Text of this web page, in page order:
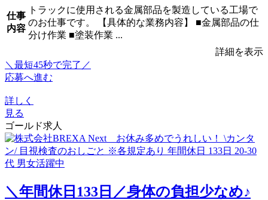
仕事
内容
トラックに使用される金属部品を製造している工場で
のお仕事です。 【具体的な業務内容】 ■金属部品の仕
分け作業 ■塗装作業 ...
詳細を表示
＼最短45秒で完了／
応募へ進む
詳しく
見る
ゴールド求人
＼年間休日133日／身体の負担少なめ♪